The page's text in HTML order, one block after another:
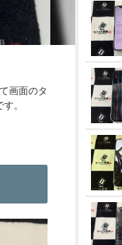
画面のタ
。